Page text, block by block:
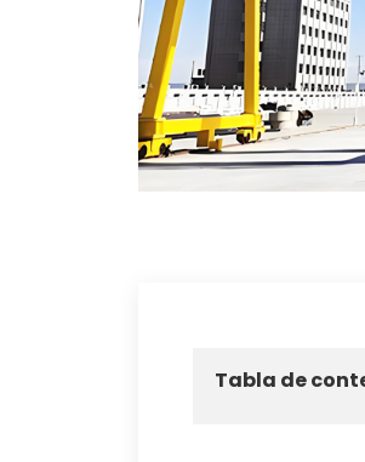
Tabla de